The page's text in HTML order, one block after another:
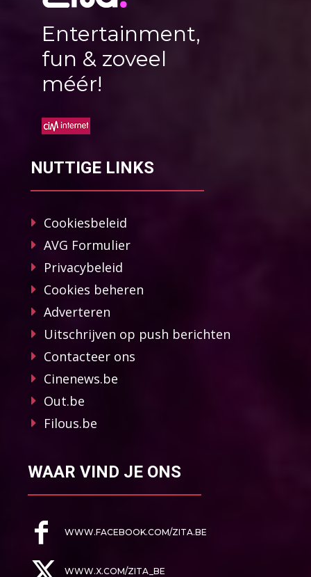
Entertainment,
fun & zoveel
méér!
NUTTIGE LINKS
Cookiesbeleid
AVG Formulier
Privacybeleid
Cookies beheren
Adverteren
Uitschrijven op push berichten
Contacteer ons
Cinenews.be
Out.be
Filous.be
WAAR VIND JE ONS
WWW.FACEBOOK.COM/ZITA.BE
WWW.X.COM/ZITA_BE